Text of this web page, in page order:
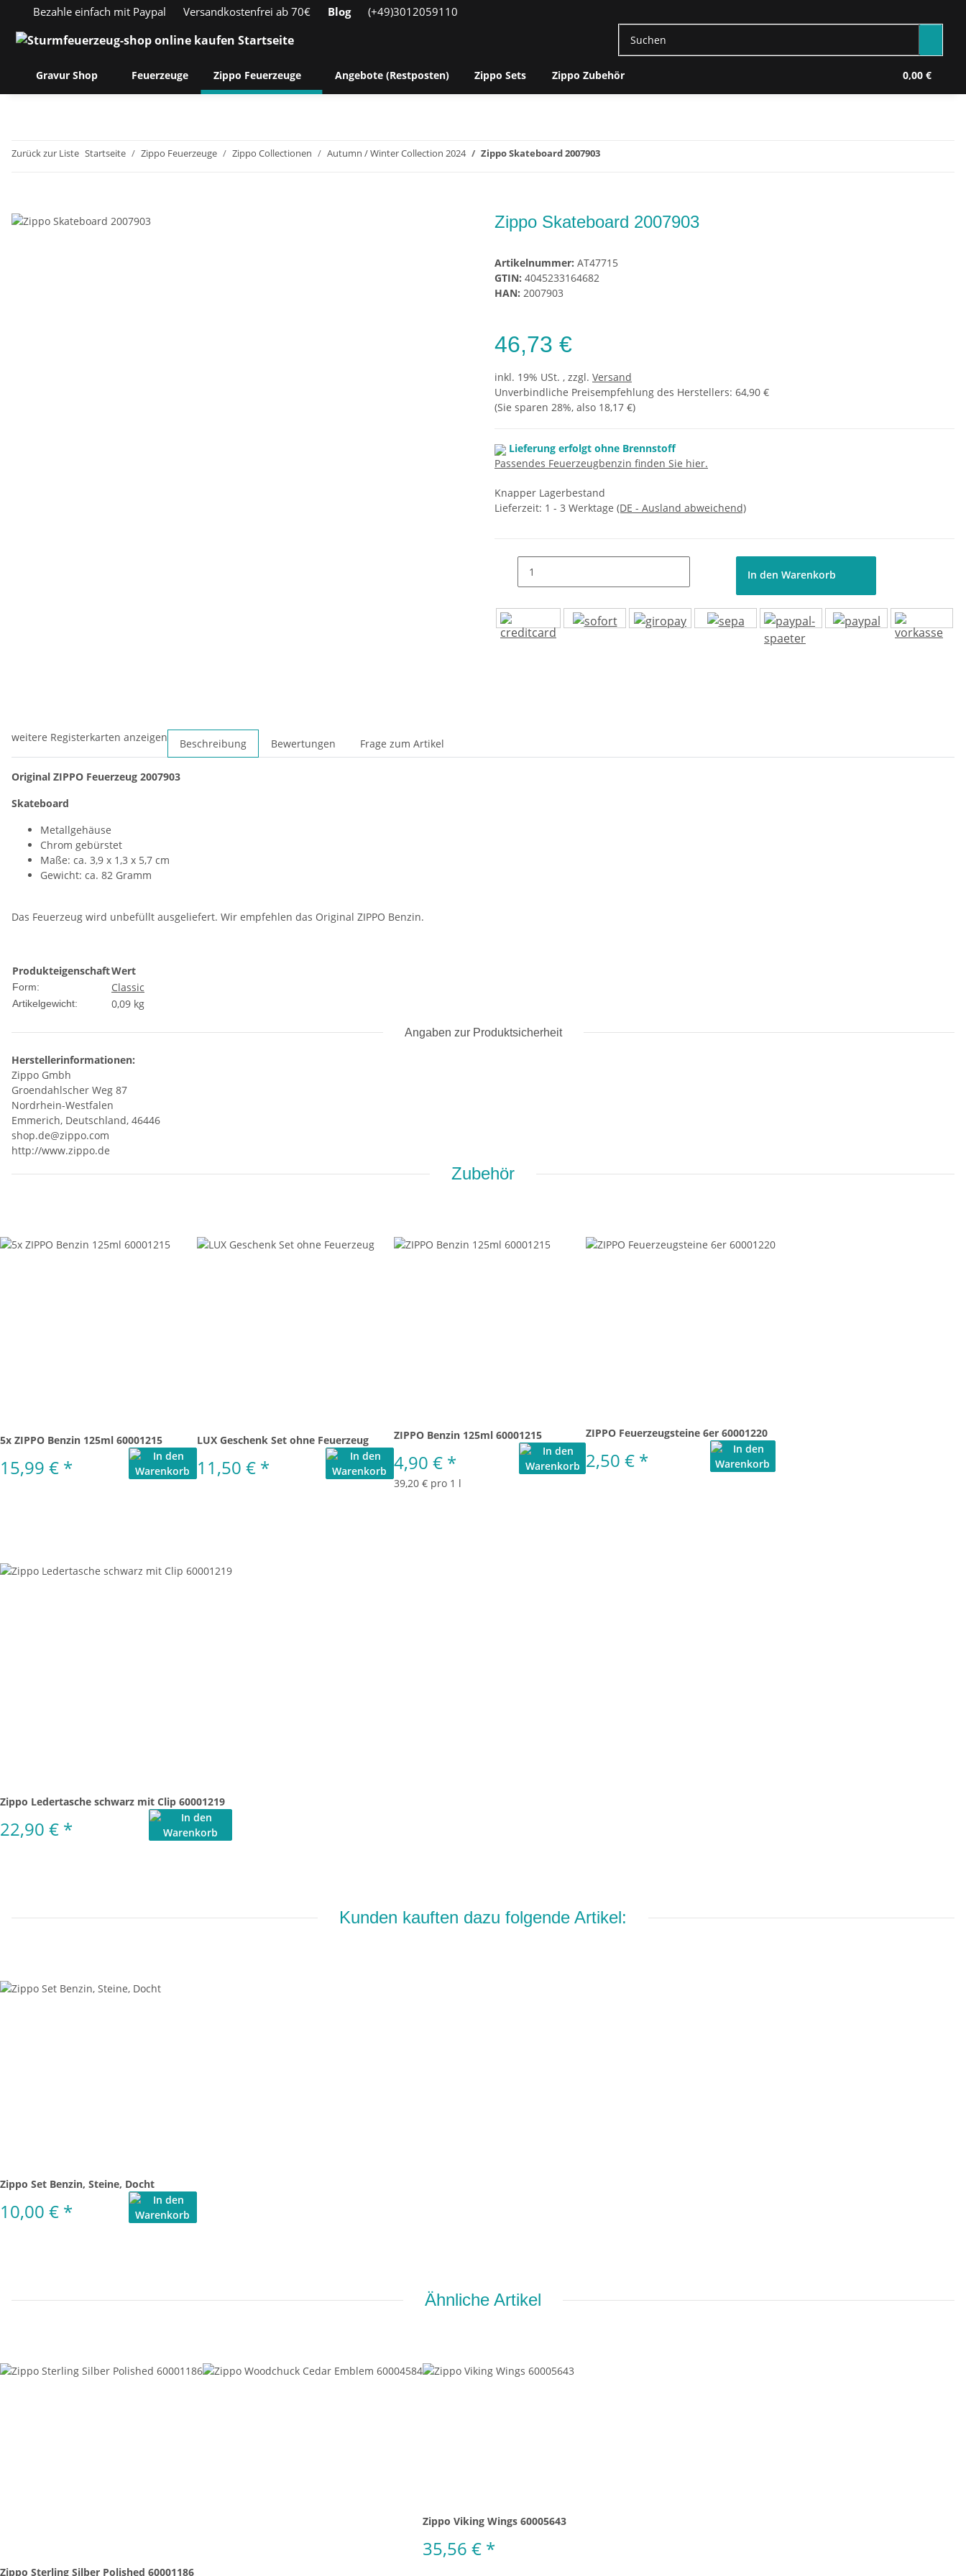
Bezahle einfach mit Paypal Versandkostenfrei ab 70€ Blog (+49)3012059110
Gravur Shop Feuerzeuge Zippo Feuerzeuge Angebote (Restposten) Zippo Sets Zippo Zubehör 0,00 €
Zurück zur Liste Startseite Zippo Feuerzeuge Zippo Collectionen Autumn / Winter Collection 2024 Zippo Skateboard 2007903
Zippo Skateboard 2007903
Artikelnummer: AT47715
GTIN: 4045233164682
HAN: 2007903
46,73 €
inkl. 19% USt. , zzgl. Versand
Unverbindliche Preisempfehlung des Herstellers: 64,90 €
(Sie sparen 28%, also 18,17 €)
Lieferung erfolgt ohne Brennstoff
Passendes Feuerzeugbenzin finden Sie hier.
Knapper Lagerbestand
Lieferzeit: 1 - 3 Werktage (DE - Ausland abweichend)
In den Warenkorb
weitere Registerkarten anzeigen Beschreibung Bewertungen Frage zum Artikel
Original ZIPPO Feuerzeug 2007903
Skateboard
Metallgehäuse
Chrom gebürstet
Maße: ca. 3,9 x 1,3 x 5,7 cm
Gewicht: ca. 82 Gramm
Das Feuerzeug wird unbefüllt ausgeliefert. Wir empfehlen das Original ZIPPO Benzin.
ProdukteigenschaftWert
Form: Classic
Artikelgewicht: 0,09 kg
Angaben zur Produktsicherheit
Herstellerinformationen:
Zippo Gmbh
Groendahlscher Weg 87
Nordrhein-Westfalen
Emmerich, Deutschland, 46446
shop.de@zippo.com
http://www.zippo.de
Zubehör
5x ZIPPO Benzin 125ml 60001215
15,99 € *
LUX Geschenk Set ohne Feuerzeug
11,50 € *
ZIPPO Benzin 125ml 60001215
4,90 € *
39,20 € pro 1 l
ZIPPO Feuerzeugsteine 6er 60001220
2,50 € *
Zippo Ledertasche schwarz mit Clip 60001219
22,90 € *
Kunden kauften dazu folgende Artikel:
Zippo Set Benzin, Steine, Docht
10,00 € *
Ähnliche Artikel
Zippo Sterling Silber Polished 60001186
Zippo Viking Wings 60005643
35,56 € *